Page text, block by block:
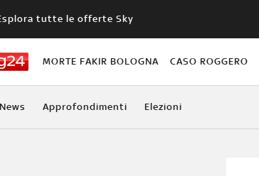
tutte le offerte Sky
MORTE FAKIR BOLOGNA CASO ROGGERO
News Approfondimenti Elezioni